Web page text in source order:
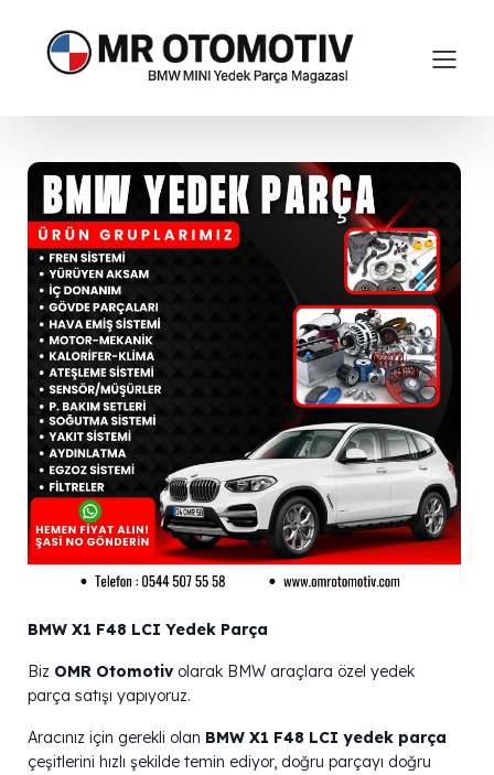
BMW X1 F48 LCI Yedek Parça
Biz OMR Otomotivolarak BMW araçlara özel yedek
parça satışı yapıyoruz.
Aracınız için gerekli olan BMW X1 F48 LCI yedek parça
çeşitlerini hızlı şekilde temin ediyor, doğru parçayı doğru